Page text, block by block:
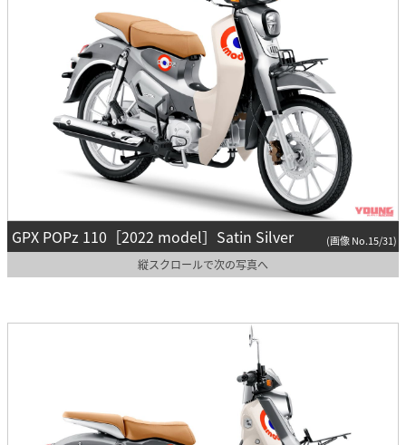
GPX POPz 110［2022 model］Satin Silver (画像 No.15/31)
縦スクロールで次の写真へ